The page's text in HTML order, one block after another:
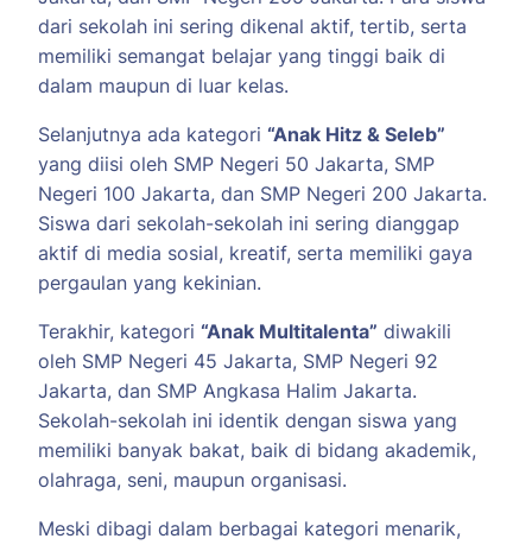
dari sekolah ini sering dikenal aktif, tertib, serta
memiliki semangat belajar yang tinggi baik di
dalam maupun di luar kelas.
Selanjutnya ada kategori “Anak Hitz & Seleb”
yang diisi oleh SMP Negeri 50 Jakarta, SMP
Negeri 100 Jakarta, dan SMP Negeri 200 Jakarta.
Siswa dari sekolah-sekolah ini sering dianggap
aktif di media sosial, kreatif, serta memiliki gaya
pergaulan yang kekinian.
Terakhir, kategori “Anak Multitalenta” diwakili
oleh SMP Negeri 45 Jakarta, SMP Negeri 92
Jakarta, dan SMP Angkasa Halim Jakarta.
Sekolah-sekolah ini identik dengan siswa yang
memiliki banyak bakat, baik di bidang akademik,
olahraga, seni, maupun organisasi.
Meski dibagi dalam berbagai kategori menarik,